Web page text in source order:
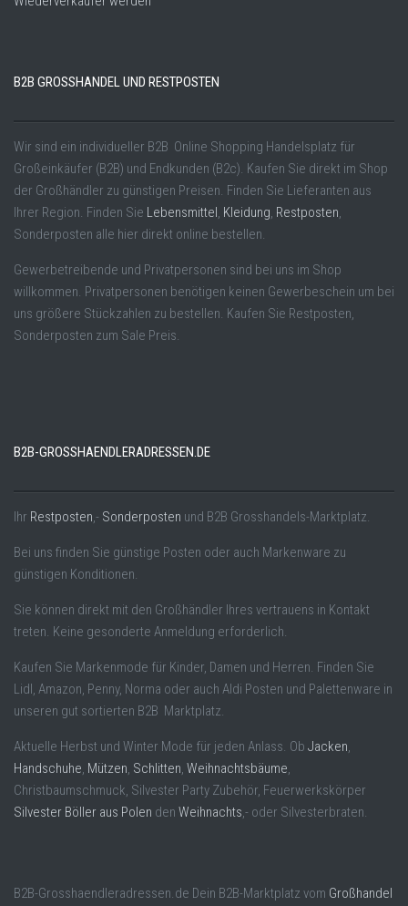
B2B GROSSHANDEL UND RESTPOSTEN
Wir sind ein individueller B2B Online Shopping Handelsplatz für
Großeinkäufer (B2B) und Endkunden (B2c). Kaufen Sie direkt im Shop
der Großhändler zu günstigen Preisen. Finden Sie Lieferanten aus
Ihrer Region. Finden Sie Lebensmittel , Kleidung, Restposten,
Sonderposten alle hier direkt online bestellen.
Gewerbetreibende und Privatpersonen sind bei uns im Shop
willkommen. Privatpersonen benötigen keinen Gewerbeschein um bei
uns größere Stückzahlen zu bestellen. Kaufen Sie Restposten,
Sonderposten zum Sale Preis.
B2B-GROSSHAENDLERADRESSEN.DE
Ihr Restposten,- Sonderposten und B2B Grosshandels-Marktplatz.
Bei uns finden Sie günstige Posten oder auch Markenware zu
günstigen Konditionen.
Sie können direkt mit den Großhändler Ihres vertrauens in Kontakt
treten. Keine gesonderte Anmeldung erforderlich.
Kaufen Sie Markenmode für Kinder, Damen und Herren. Finden Sie
Lidl, Amazon, Penny, Norma oder auch Aldi Posten und Palettenware in
unseren gut sortierten B2B Marktplatz.
Aktuelle Herbst und Winter Mode für jeden Anlass. Ob Jacken,
Handschuhe, Mützen, Schlitten, Weihnachtsbäume,
Christbaumschmuck, Silvester Party Zubehör, Feuerwerkskörper
Silvester Böller aus Polen den Weihnachts,- oder Silvesterbraten.
B2B-Grosshaendleradressen.de Dein B2B-Marktplatz vom Großhandel